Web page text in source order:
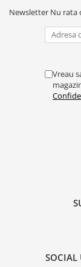
Newsletter Nu rata
Vreau
SOCIAL